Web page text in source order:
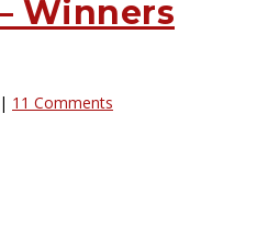
Winners
| 11 Comments